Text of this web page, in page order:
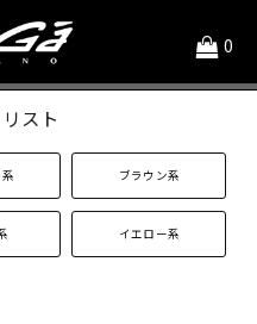
0
カラー別
スト
ブラウン系
イエロー系